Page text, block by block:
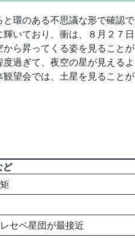
環のある不思議な形で確認
いており、衝は、８月２７日
ら昇ってくる姿を見ること
過ぎて、夜空の星が見える
望会では、土星を見ること
ど
セペ星団が最接近